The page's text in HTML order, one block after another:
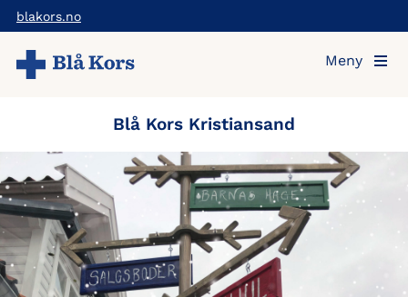
Hopp
til
hovedinnholdet
blakors.no
Meny
Blå Kors Kristiansand